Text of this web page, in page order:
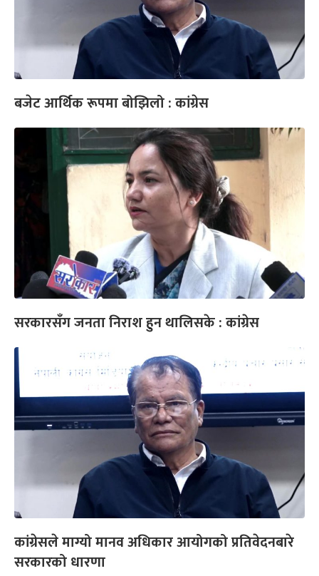
बजेट आर्थिक रूपमा बोझिलो : कांग्रेस
सरकारसँग जनता निराश हुन थालिसके : कांग्रेस
कांग्रेसले माग्यो मानव अधिकार आयोगको प्रतिवेदनबारे
सरकारको धारणा